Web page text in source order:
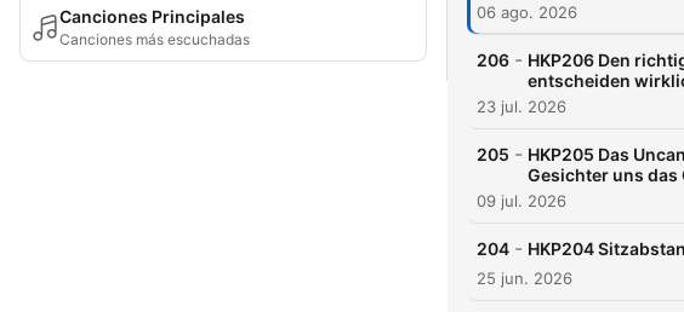
Canciones Principales
Canciones más escuchadas
06 ago. 2026
206 - HKP206 Den
entscheiden
23 jul. 2026
205 - HKP205 Das
Gesichter uns das
09 jul. 2026
204 - HKP204
25 jun. 2026